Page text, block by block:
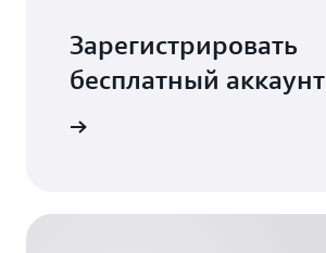
Зарегистрировать
бесплатный аккаунт